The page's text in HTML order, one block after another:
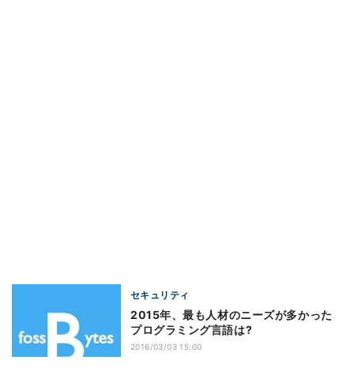
セキュリティ
2015年、最も人材のニーズが多かった
プログラミング言語は?
2016/03/03 15:00